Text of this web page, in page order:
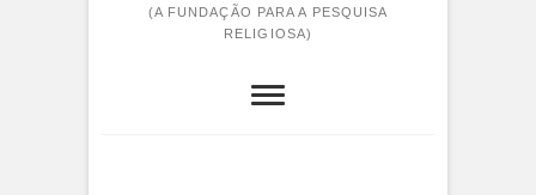
(A FUNDAÇÃO PARA A PESQUISA
RELIGIOSA)